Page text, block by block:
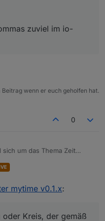
zuviel im io-
wenn er euch geholfen hat.
0
um das Thema Zeit
habe ich einen
iobroker.mytime
im Abschnitt adapter im
mytime v0.1.x:
Kreis, der gemäß